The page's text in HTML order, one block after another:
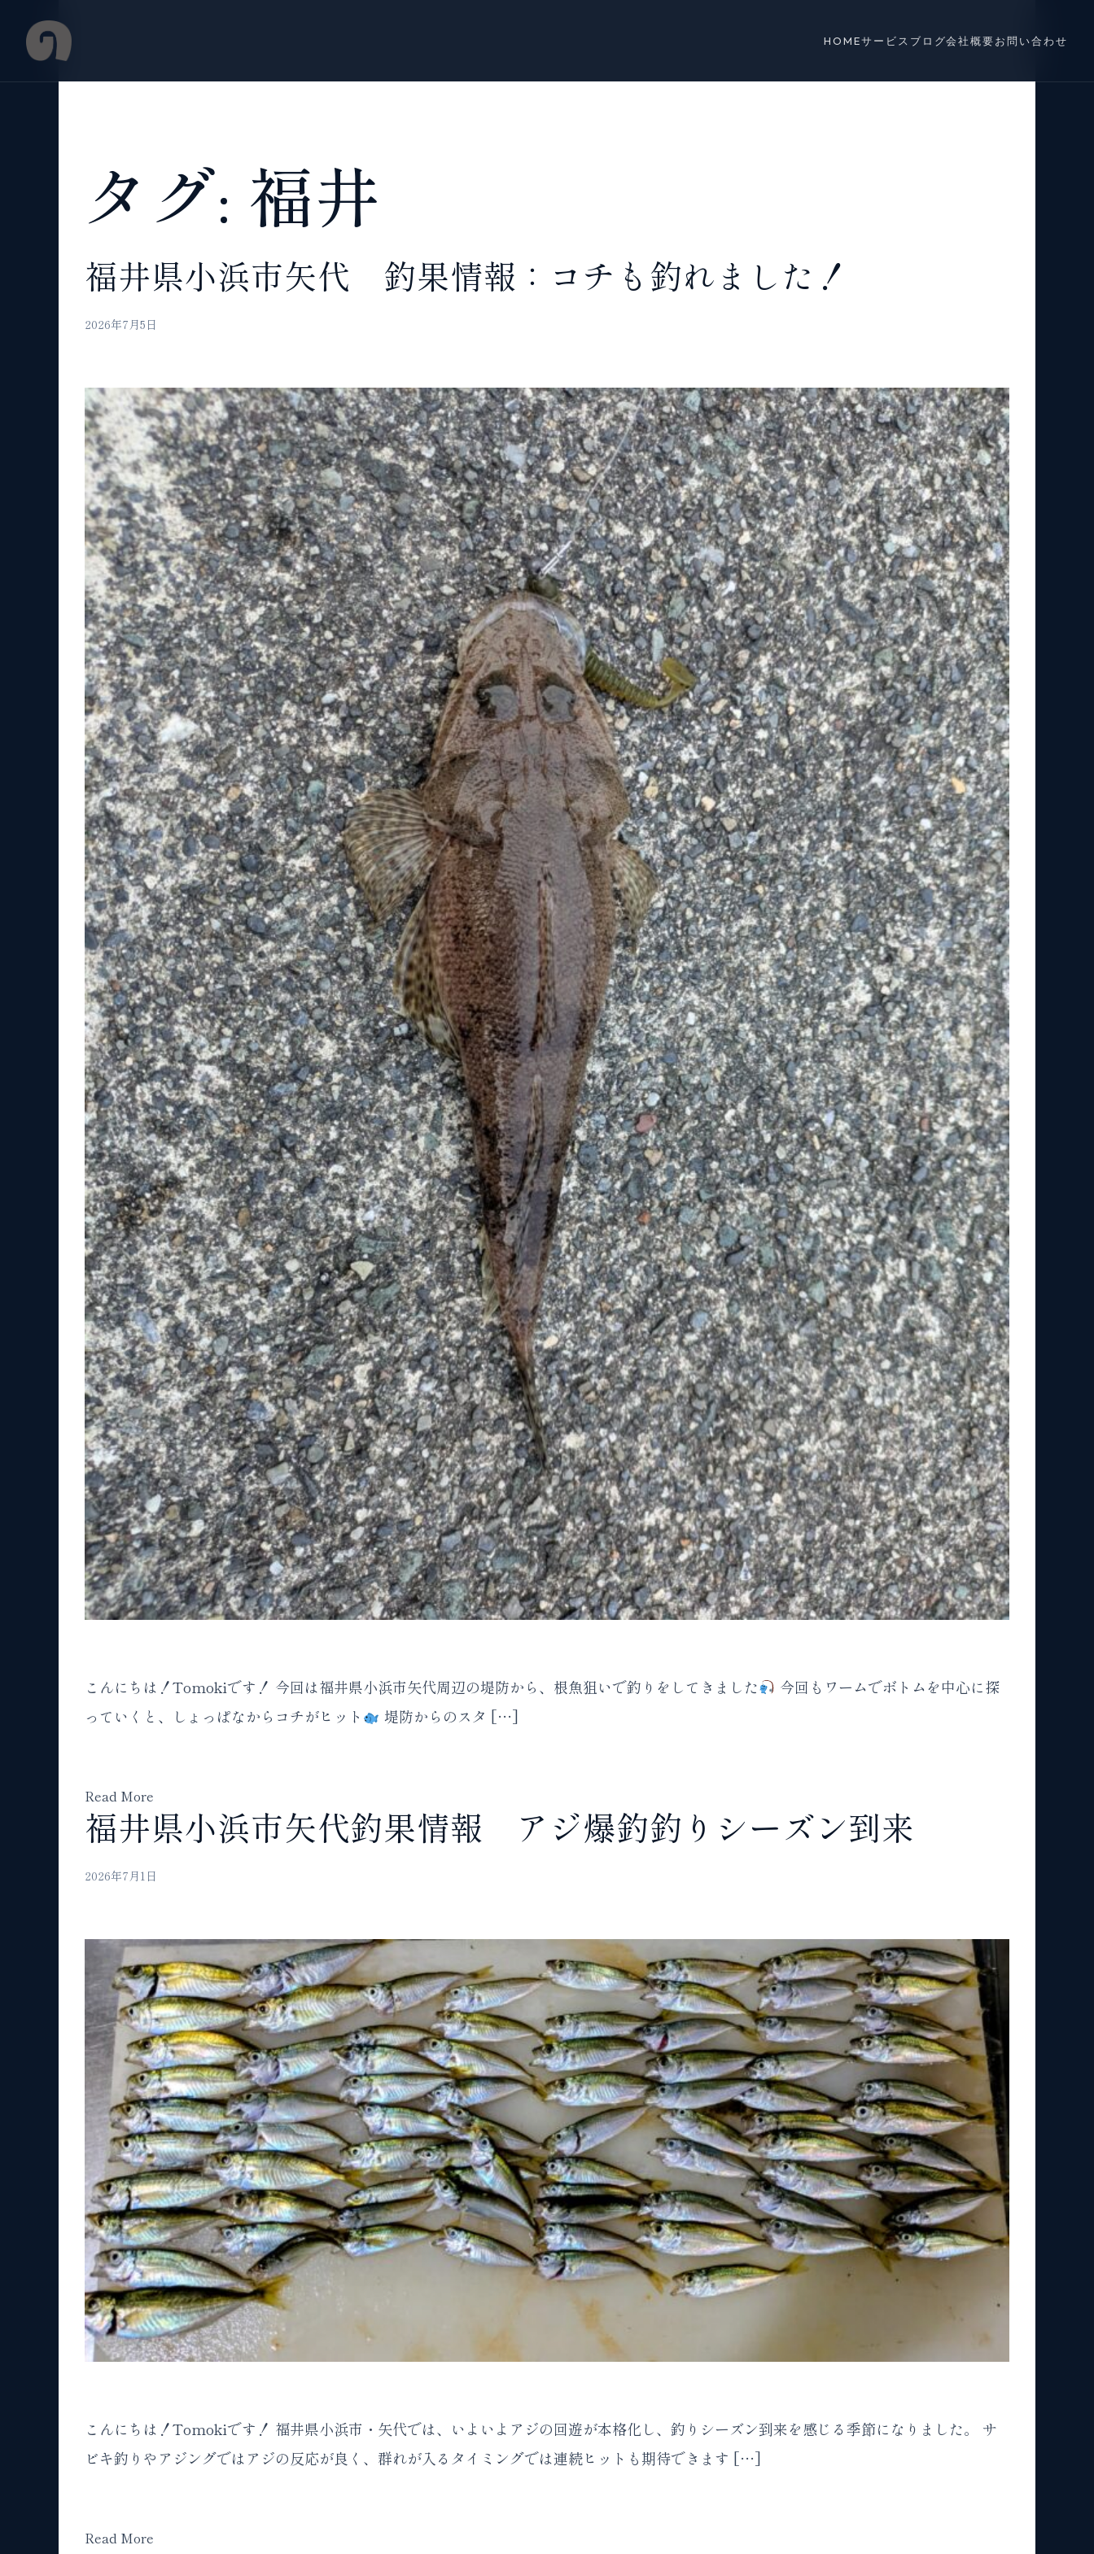
content
HOMEサービス ブログ会社概要お問い合わせ
タグ: 福井
福井県小浜市矢代 釣果情報：コチも釣れました！
2026年7月5日
こんにちは！Tomokiです！ 今回は福井県小浜市矢代周辺の堤防から、根魚狙いで釣りをしてきました
今回もワームでボトムを中心に探
っていくと、しょっぱなからコチがヒット
堤防からのスタ […]
Read More
福井県小浜市矢代釣果情報 アジ爆釣釣りシーズン到来
2026年7月1日
こんにちは！Tomokiです！ 福井県小浜市・矢代では、いよいよアジの回遊が本格化し、釣りシーズン到来を感じる季節になりました。 サ
ビキ釣りやアジングではアジの反応が良く、群れが入るタイミングでは連続ヒットも期待できます […]
Read More